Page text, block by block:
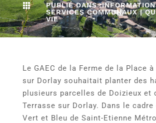
 PUBLIÉ DANS :
SERVICES COMMUNAUX|
VIE
Le GAEC de la Ferme de la Place
sur Dorlay souhaitait planter des
plusieurs parcelles de Doizieux et
Terrasse sur Dorlay. Dans le cadre
Vert et Bleu de Saint-Etienne